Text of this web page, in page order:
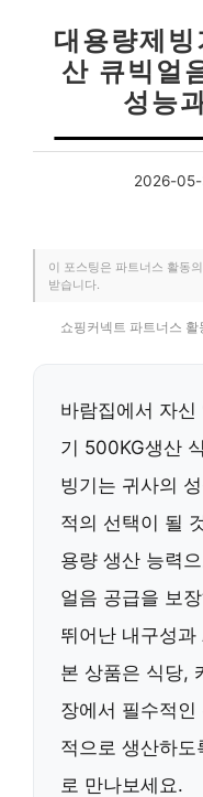
대용량제
산 큐빅얼
성능
2026-05-
이 포스팅은 파트너스 활동
받습니다.
쇼핑커넥트 파트너스
바람집에서 자
기 500KG생산
빙기는 귀사의
적의 선택이 될
용량 생산 능력
얼음 공급을 보
뛰어난 내구성
본 상품은 식당,
장에서 필수적
적으로 생산하
로 만나보세요.